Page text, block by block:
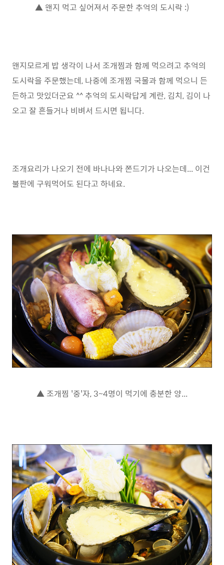
▲ 왠지 먹고 싶어져서 주문한 추억의 도시락 :)
왠지모르게 밥 생각이 나서 조개찜과 함께 먹으려고 추억의
도시락을 주문했는데, 나중에 조개찜 국물과 함께 먹으니 든
든하고 맛있더군요 ^^ 추억의 도시락답게 계란, 김치, 김이 나
오고 잘 흔들거나 비벼서 드시면 됩니다.
조개요리가 나오기 전에 바나나와 쫀드기가 나오는데... 이건
불판에 구워먹어도 된다고 하네요.
▲ 조개찜 '중'자, 3~4명이 먹기에 충분한 양...